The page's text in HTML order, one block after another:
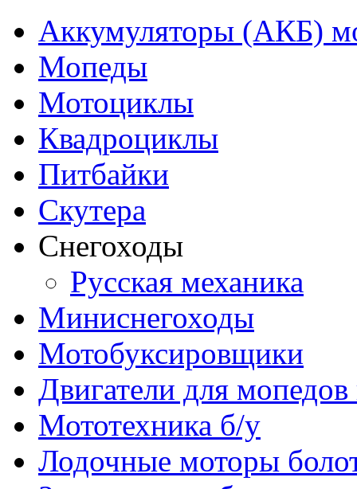
Аккумуляторы (АКБ)
Мопеды
Мотоциклы
Квадроциклы
Питбайки
Скутера
Снегоходы
Русская механика
Миниснегоходы
Мотобуксировщики
Двигатели для
Мототехника б/у
Лодочные моторы